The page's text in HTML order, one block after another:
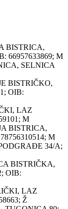
BISTRICA,
66957633869; M
SELNICA
BISTRIČKO,
OIB:
LAZ
M
BISTRICA,
M
34/A;
BISTRIČKA,
OIB:
LAZ
Ž